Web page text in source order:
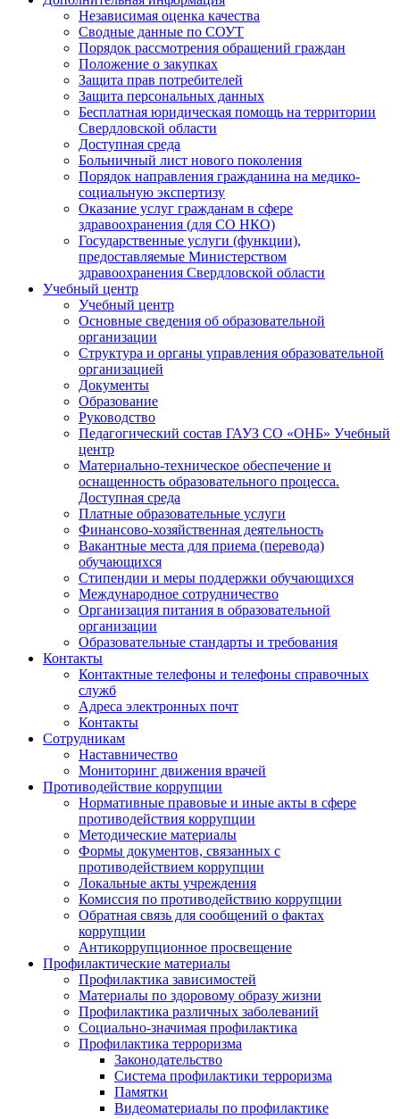
Независимая оценка качества
Сводные данные по СОУТ
Порядок рассмотрения обращений граждан
Положение о закупках
Защита прав потребителей
Защита персональных данных
Бесплатная юридическая помощь на территории
Свердловской области
Доступная среда
Больничный лист нового поколения
Порядок направления гражданина на медико-
социальную экспертизу
Оказание услуг гражданам в сфере
здравоохранения (для СО НКО)
Государственные услуги (функции),
предоставляемые Министерством
здравоохранения Свердловской области
Учебный центр
Учебный центр
Основные сведения об образовательной
организации
Структура и органы управления образовательной
организацией
Документы
Образование
Руководство
Педагогический состав ГАУЗ СО «ОНБ» Учебный
центр
Материально-техническое обеспечение и
оснащенность образовательного процесса.
Доступная среда
Платные образовательные услуги
Финансово-хозяйственная деятельность
Вакантные места для приема (перевода)
обучающихся
Стипендии и меры поддержки обучающихся
Международное сотрудничество
Организация питания в образовательной
организации
Образовательные стандарты и требования
Контакты
Контактные телефоны и телефоны справочных
служб
Адреса электронных почт
Контакты
Сотрудникам
Наставничество
Мониторинг движения врачей
Противодействие коррупции
Нормативные правовые и иные акты в сфере
противодействия коррупции
Методические материалы
Формы документов, связанных с
противодействием коррупции
Локальные акты учреждения
Комиссия по противодействию коррупции
Обратная связь для сообщений о фактах
коррупции
Антикоррупционное просвещение
Профилактические материалы
Профилактика зависимостей
Материалы по здоровому образу жизни
Профилактика различных заболеваний
Социально-значимая профилактика
Профилактика терроризма
Законодательство
Система профилактики терроризма
Памятки
Видеоматериалы по профилактике